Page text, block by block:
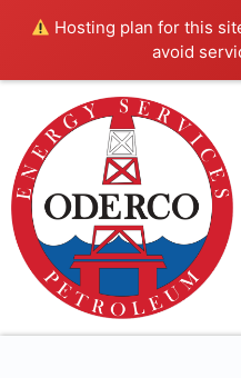
Hosting plan for this
avoid
content